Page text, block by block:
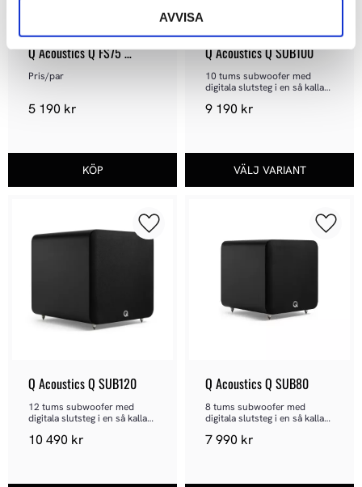
AVVISA
Q Acoustics Q FS75
Speaker Stand
Pris/par
5 190 kr
Q Acoustics Q SUB100
10 tums subwoofer med
digitala slutsteg i en så kallad
9 190 kr
Q Acoustics Q SUB120
12 tums subwoofer med
digitala slutsteg i en så kallad
10 490 kr
Lägg till i favoriter
Q Acoustics Q SUB80
8 tums subwoofer med
digitala slutsteg i en så kallad
7 990 kr
Lägg